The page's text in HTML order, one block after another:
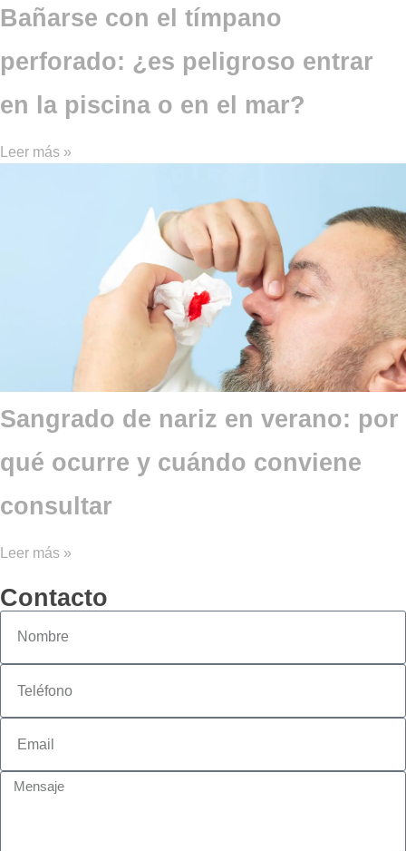
Bañarse con el tímpano
perforado: ¿es peligroso entrar
en la piscina o en el mar?
Leer más »
Sangrado de nariz en verano: por
qué ocurre y cuándo conviene
consultar
Leer más »
Contacto